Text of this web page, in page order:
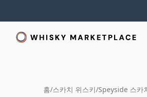
홈/스카치 위스키/Speyside 스카